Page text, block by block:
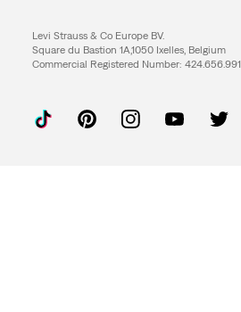
Levi Strauss & Co Europe BV.
Square du Bastion 1A,1050 Ixelles, Belgium
Commercial Registered Number: 424.656.991